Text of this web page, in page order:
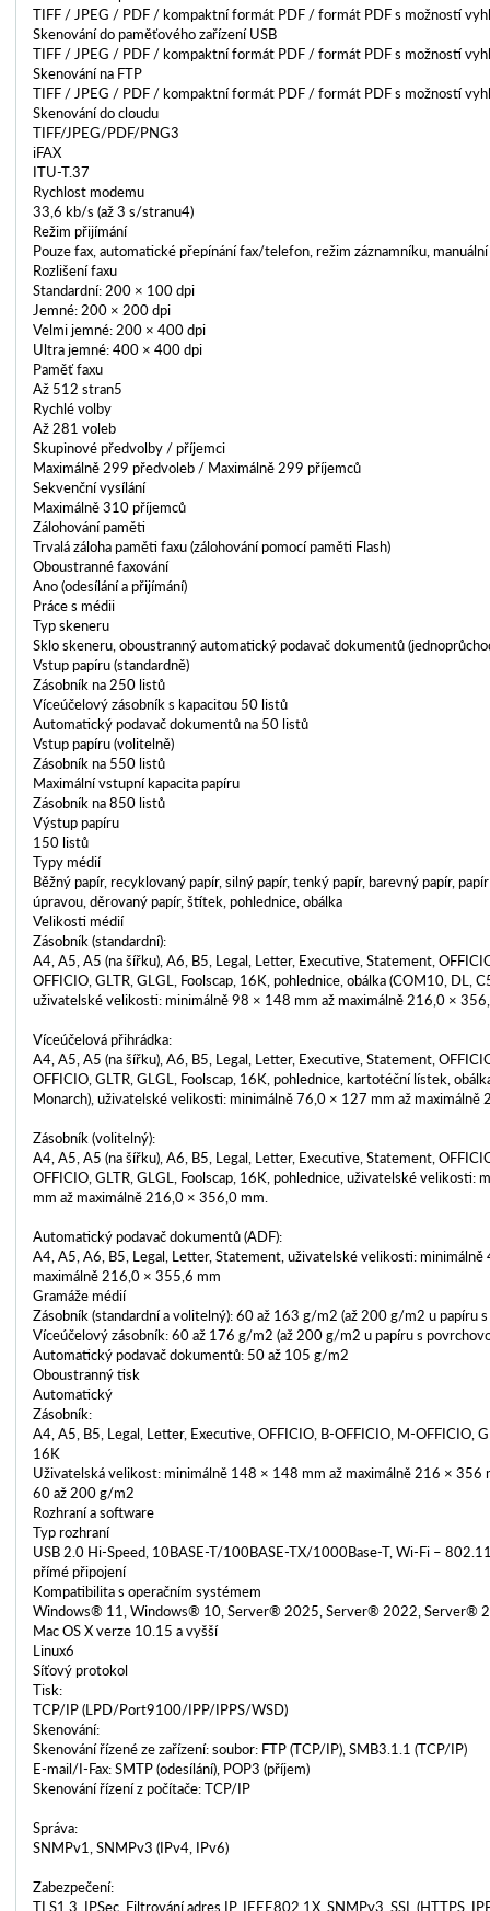
TIFF / JPEG / PDF / kompaktní formát PDF / formát PDF s možností
Skenování do paměťového zařízení USB
TIFF / JPEG / PDF / kompaktní formát PDF / formát PDF s možností
Skenování na FTP
TIFF / JPEG / PDF / kompaktní formát PDF / formát PDF s možností
Skenování do cloudu
TIFF/JPEG/PDF/PNG3
iFAX
ITU-T.37
Rychlost modemu
33,6 kb/s (až 3 s/stranu4)
Režim přijímání
Pouze fax, automatické přepínání fax/telefon, režim záznamníku, manuální
Rozlišení faxu
Standardní: 200 × 100 dpi
Jemné: 200 × 200 dpi
Velmi jemné: 200 × 400 dpi
Ultra jemné: 400 × 400 dpi
Paměť faxu
Až 512 stran5
Rychlé volby
Až 281 voleb
Skupinové předvolby / příjemci
Maximálně 299 předvoleb / Maximálně 299 příjemců
Sekvenční vysílání
Maximálně 310 příjemců
Zálohování paměti
Trvalá záloha paměti faxu (zálohování pomocí paměti Flash)
Oboustranné faxování
Ano (odesílání a přijímání)
Práce s médii
Typ skeneru
Sklo skeneru, oboustranný automatický podavač dokumentů
Vstup papíru (standardně)
Zásobník na 250 listů
Víceúčelový zásobník s kapacitou 50 listů
Automatický podavač dokumentů na 50 listů
Vstup papíru (volitelně)
Zásobník na 550 listů
Maximální vstupní kapacita papíru
Zásobník na 850 listů
Výstup papíru
150 listů
Typy médií
Běžný papír, recyklovaný papír, silný papír, tenký papír, barevný papír,
úpravou, děrovaný papír, štítek, pohlednice, obálka
Velikosti médií
Zásobník (standardní):
A4, A5, A5 (na šířku), A6, B5, Legal, Letter, Executive, Statement,
OFFICIO, GLTR, GLGL, Foolscap, 16K, pohlednice, obálka (COM10, DL,
uživatelské velikosti: minimálně 98 × 148 mm až maximálně 216,0 ×
Víceúčelová přihrádka:
A4, A5, A5 (na šířku), A6, B5, Legal, Letter, Executive, Statement,
OFFICIO, GLTR, GLGL, Foolscap, 16K, pohlednice, kartotéční lístek,
Monarch), uživatelské velikosti: minimálně 76,0 × 127 mm až
Zásobník (volitelný):
A4, A5, A5 (na šířku), A6, B5, Legal, Letter, Executive, Statement,
OFFICIO, GLTR, GLGL, Foolscap, 16K, pohlednice, uživatelské velikosti:
mm až maximálně 216,0 × 356,0 mm.
Automatický podavač dokumentů (ADF):
A4, A5, A6, B5, Legal, Letter, Statement, uživatelské velikosti: minimálně
maximálně 216,0 × 355,6 mm
Gramáže médií
Zásobník (standardní a volitelný): 60 až 163 g/m2 (až 200 g/m2 u papíru
Víceúčelový zásobník: 60 až 176 g/m2 (až 200 g/m2 u papíru s
Automatický podavač dokumentů: 50 až 105 g/m2
Oboustranný tisk
Automatický
Zásobník:
A4, A5, B5, Legal, Letter, Executive, OFFICIO, B-OFFICIO, M-OFFICIO,
16K
Uživatelská velikost: minimálně 148 × 148 mm až maximálně 216 × 356
60 až 200 g/m2
Rozhraní a software
Typ rozhraní
USB 2.0 Hi-Speed, 10BASE-T/100BASE-TX/1000Base-T, Wi-Fi –
přímé připojení
Kompatibilita s operačním systémem
Windows® 11, Windows® 10, Server® 2025, Server® 2022, Server®
Mac OS X verze 10.15 a vyšší
Linux6
Síťový protokol
Tisk:
TCP/IP (LPD/Port9100/IPP/IPPS/WSD)
Skenování:
Skenování řízené ze zařízení: soubor: FTP (TCP/IP), SMB3.1.1 (TCP/IP)
E-mail/I-Fax: SMTP (odesílání), POP3 (příjem)
Skenování řízení z počítače: TCP/IP
Správa:
SNMPv1, SNMPv3 (IPv4, IPv6)
Zabezpečení:
TLS1.3, IPSec, Filtrování adres IP, IEEE802.1X, SNMPv3, SSL (HTTPS,